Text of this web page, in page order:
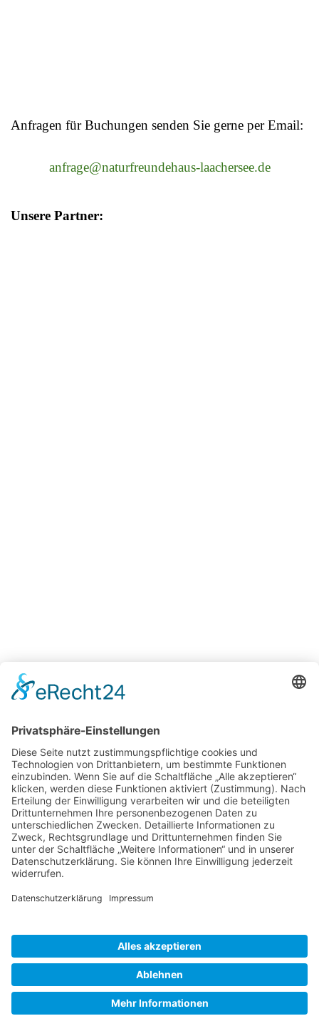
Anfragen für Buchungen senden Sie gerne per Email:
anfrage@naturfreundehaus-laachersee.de
Unsere Partner:
Wir benötigen Ihre Zustimmung, um den
Ihren Aktivitäten sammeln. Bitte lesen Sie die Details
durch und stimmen Sie der Nutzung des Service zu, um
diese Karte anzuzeigen.
Mehr Informationen Akzeptieren
Impressum
Datenschutz